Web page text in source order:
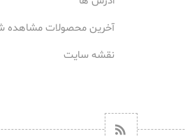
آخرین محصولات مشاهده
نقشه سایت